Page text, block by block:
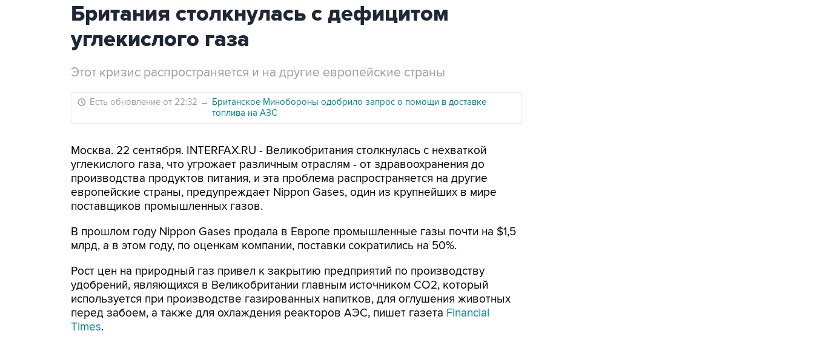
Британия столкнулась с дефицитом
углекислого газа
Этот кризис распространяется и на другие европейские страны
Есть обновление от 22:32 → Британское Минобороны одобрило запрос о помощи в доставке
топлива на АЗС
Москва. 22 сентября. INTERFAX.RU - Великобритания столкнулась с нехваткой
углекислого газа, что угрожает различным отраслям - от здравоохранения до
производства продуктов питания, и эта проблема распространяется на другие
европейские страны, предупреждает Nippon Gases, один из крупнейших в мире
поставщиков промышленных газов.
В прошлом году Nippon Gases продала в Европе промышленные газы почти на $1,5
млрд, а в этом году, по оценкам компании, поставки сократились на 50%.
Рост цен на природный газ привел к закрытию предприятий по производству
удобрений, являющихся в Великобритании главным источником CO2, который
используется при производстве газированных напитков, для оглушения животных
перед забоем, а также для охлаждения реакторов АЭС, пишет газета Financial
Times.